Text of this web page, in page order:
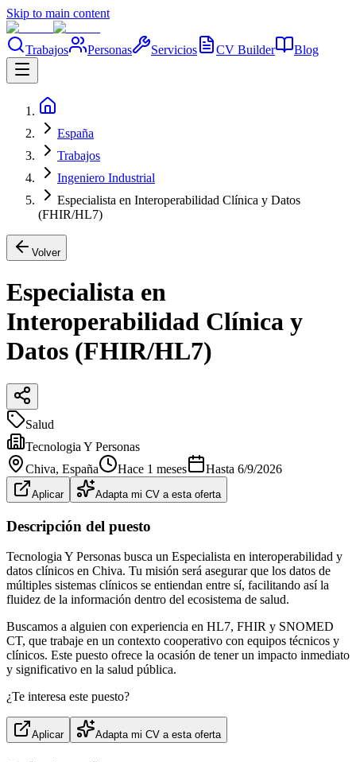
Skip to main content
Trabajos Personas Servicios CV Builder Blog
España
Trabajos
Ingeniero Industrial
Especialista en Interoperabilidad Clínica y Datos
(FHIR/HL7)
Volver
Especialista en
Interoperabilidad Clínica y
Datos (FHIR/HL7)
Salud
Tecnologia Y Personas
Chiva, España Hace 1 meses Hasta 6/9/2026
Aplicar Adapta mi CV a esta oferta
Descripción del puesto
Tecnologia Y Personas busca un Especialista en interoperabilidad y
datos clínicos en Chiva. Tu misión será asegurar que los datos de
múltiples sistemas clínicos se entiendan entre sí, facilitando así la
fluidez de la información dentro del ecosistema de salud.
Buscamos a alguien con experiencia en HL7, FHIR y SNOMED
CT, que trabaje en un contexto cooperativo con equipos técnicos y
clínicos. Este puesto ofrece la ocasión de tener un impacto inmediato
y significativo en la salud pública.
¿Te interesa este puesto?
Aplicar Adapta mi CV a esta oferta